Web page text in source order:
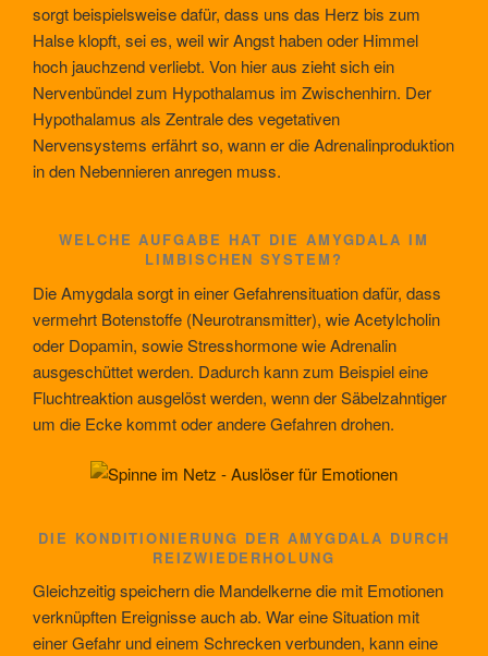
sorgt beispielsweise dafür, dass uns das Herz bis zum
Halse klopft, sei es, weil wir Angst haben oder Himmel
hoch jauchzend verliebt. Von hier aus zieht sich ein
Nervenbündel zum Hypothalamus im Zwischenhirn. Der
Hypothalamus als Zentrale des vegetativen
Nervensystems erfährt so, wann er die Adrenalinproduktion
in den Nebennieren anregen muss.
WELCHE AUFGABE HAT DIE AMYGDALA IM
LIMBISCHEN SYSTEM?
Die Amygdala sorgt in einer Gefahrensituation dafür, dass
vermehrt Botenstoffe (Neurotransmitter), wie Acetylcholin
oder Dopamin, sowie Stresshormone wie Adrenalin
ausgeschüttet werden. Dadurch kann zum Beispiel eine
Fluchtreaktion ausgelöst werden, wenn der Säbelzahntiger
um die Ecke kommt oder andere Gefahren drohen.
DIE KONDITIONIERUNG DER AMYGDALA DURCH
REIZWIEDERHOLUNG
Gleichzeitig speichern die Mandelkerne die mit Emotionen
verknüpften Ereignisse auch ab. War eine Situation mit
einer Gefahr und einem Schrecken verbunden, kann eine